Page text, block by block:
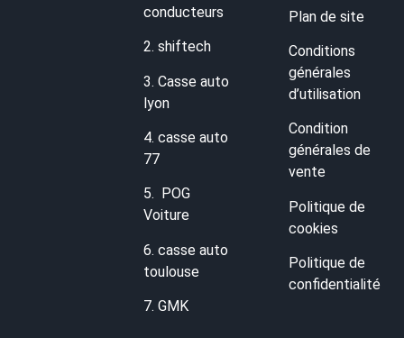
conducteurs
2.shiftech
3.Casse auto
lyon
4.casse auto
77
5.
POG
Voiture
6.casse auto
toulouse
7.GMK
Plan de site
Conditions
générales
d’utilisation
Condition
générales de
vente
Politique de
cookies
Politique de
confidentialité